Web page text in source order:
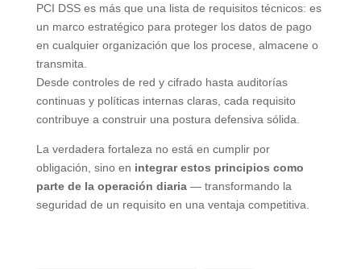
PCI DSS es más que una lista de requisitos técnicos: es
un marco estratégico para proteger los datos de pago
en cualquier organización que los procese, almacene o
transmita.
Desde controles de red y cifrado hasta auditorías
continuas y políticas internas claras, cada requisito
contribuye a construir una postura defensiva sólida.
La verdadera fortaleza no está en cumplir por
obligación, sino en integrar estos principios como
parte de la operación diaria— transformando la
seguridad de un requisito en una ventaja competitiva.